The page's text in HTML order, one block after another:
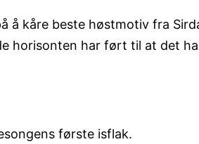
å kåre beste høstmotiv fra
horisonten har ført til at det
første isflak.